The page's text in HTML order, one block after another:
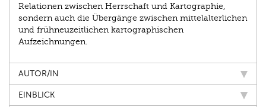
Relationen zwischen Herrschaft und Kartographie,
sondern auch die Übergänge zwischen mittelalterlichen
und frühneuzeitlichen kartographischen
Aufzeichnungen.
AUTOR/IN
EINBLICK